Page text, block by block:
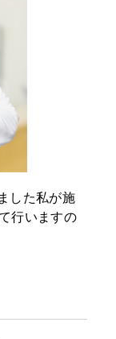
した私が施
行いますの